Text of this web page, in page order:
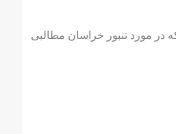
در مورد تنبور خراسان مطالبی